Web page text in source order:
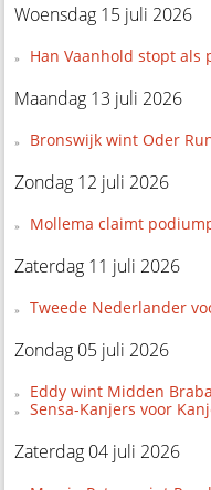
Woensdag 15 juli 2026
Han Vaanhold stopt als
Maandag 13 juli 2026
Bronswijk wint Oder
Zondag 12 juli 2026
Mollema claimt
Zaterdag 11 juli 2026
Tweede Nederlander
Zondag 05 juli 2026
Eddy wint Midden
Sensa-Kanjers voor
Zaterdag 04 juli 2026